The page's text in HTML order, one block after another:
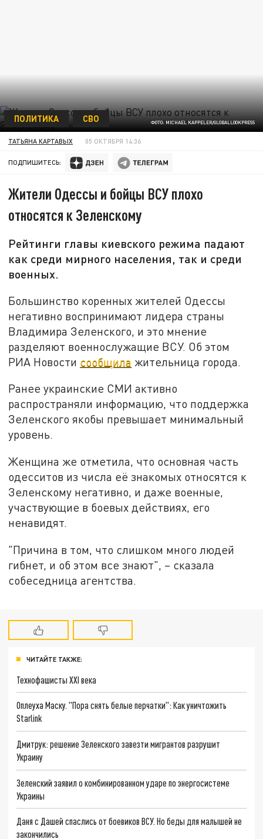
ФОТО: MICHAEL KAPPELER/GLOBALLOOKPRESS
ПОЛИТИКА СВО
ТАТЬЯНА КАРТАВЫХ 05 ОКТЯБРЯ 14:36
ПОДПИШИТЕСЬ:
Жители Одессы и бойцы ВСУ плохо
относятся к Зеленскому
Рейтинги главы киевского режима падают
как среди мирного населения, так и среди
военных.
Большинство коренных жителей Одессы
негативно воспринимают лидера страны
Владимира Зеленского, и это мнение
разделяют военнослужащие ВСУ. Об этом
РИА Новости сообщила жительница города.
Ранее украинские СМИ активно
распространяли информацию, что поддержка
Зеленского якобы превышает минимальный
уровень.
Женщина же отметила, что основная часть
одесситов из числа её знакомых относятся к
Зеленскому негативно, и даже военные,
участвующие в боевых действиях, его
ненавидят.
"Причина в том, что слишком много людей
гибнет, и об этом все знают", – сказала
собеседница агентства.
ЧИТАЙТЕ ТАКЖЕ:
Технофашисты XXI века
Оплеуха Маску. "Пора снять белые перчатки": Как уничтожить
Starlink
Дмитрук: решение Зеленского завезти мигрантов разрушит
Украину
Зеленский заявил о комбинированном ударе по энергосистеме
Украины
Даня с Дашей спаслись от боевиков ВСУ. Но беды для малышей не
закончились